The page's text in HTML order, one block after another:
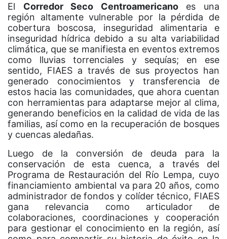
El Corredor Seco Centroamericanoes una
región altamente vulnerable por la pérdida de
cobertura boscosa, inseguridad alimentaria e
inseguridad hídrica debido a su alta variabilidad
climática, que se manifiesta en eventos extremos
como lluvias torrenciales y sequías; en ese
sentido, FIAES a través de sus proyectos han
generado conocimientos y transferencia de
estos hacia las comunidades, que ahora cuentan
con herramientas para adaptarse mejor al clima,
generando beneficios en la calidad de vida de las
familias, así como en la recuperación de bosques
y cuencas aledañas.
Luego de la conversión de deuda para la
conservación de esta cuenca, a través del
Programa de Restauración del Río Lempa, cuyo
financiamiento ambiental va para 20 años, como
administrador de fondos y colíder técnico, FIAES
gana relevancia como articulador de
colaboraciones, coordinaciones y cooperación
para gestionar el conocimiento en la región, así